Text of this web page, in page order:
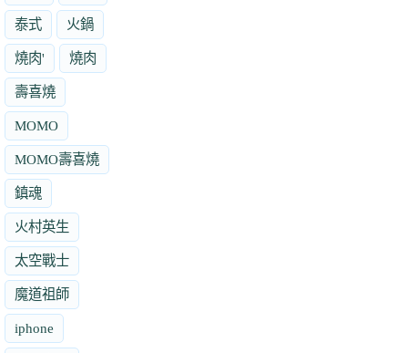
泰式 火鍋
燒肉' 燒肉
壽喜燒
MOMO
MOMO壽喜燒
鎮魂
火村英生
太空戰士
魔道祖師
iphone